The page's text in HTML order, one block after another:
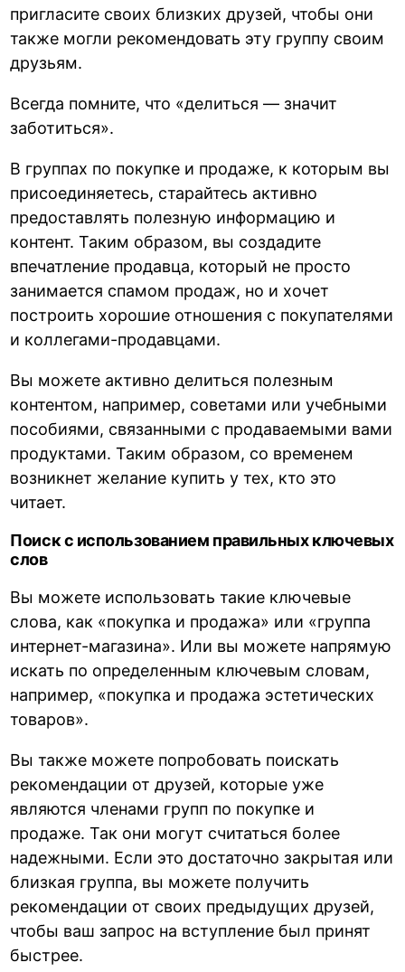
пригласите своих близких друзей, чтобы они
также могли рекомендовать эту группу своим
друзьям.
Всегда помните, что «делиться — значит
заботиться».
В группах по покупке и продаже, к которым вы
присоединяетесь, старайтесь активно
предоставлять полезную информацию и
контент. Таким образом, вы создадите
впечатление продавца, который не просто
занимается спамом продаж, но и хочет
построить хорошие отношения с покупателями
и коллегами-продавцами.
Вы можете активно делиться полезным
контентом, например, советами или учебными
пособиями, связанными с продаваемыми вами
продуктами. Таким образом, со временем
возникнет желание купить у тех, кто это
читает.
Поиск с использованием правильных ключевых
слов
Вы можете использовать такие ключевые
слова, как «покупка и продажа» или «группа
интернет-магазина». Или вы можете напрямую
искать по определенным ключевым словам,
например, «покупка и продажа эстетических
товаров».
Вы также можете попробовать поискать
рекомендации от друзей, которые уже
являются членами групп по покупке и
продаже. Так они могут считаться более
надежными. Если это достаточно закрытая или
близкая группа, вы можете получить
рекомендации от своих предыдущих друзей,
чтобы ваш запрос на вступление был принят
быстрее.